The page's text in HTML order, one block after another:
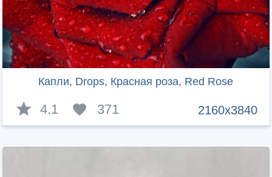
Капли, Drops, Красная роза, Red Rose
2160x3840
4.1 371